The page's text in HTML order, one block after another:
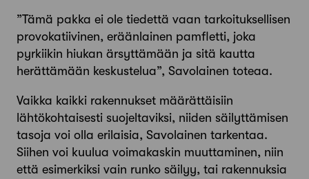
”Tämä pakka ei ole tiedettä vaan tarkoituksellisen
provokatiivinen, eräänlainen pamfletti, joka
pyrkiikin hiukan ärsyttämään ja sitä kautta
herättämään keskustelua”, Savolainen toteaa.
Vaikka kaikki rakennukset määrättäisiin
lähtökohtaisesti suojeltaviksi, niiden säilyttämisen
tasoja voi olla erilaisia, Savolainen tarkentaa.
Siihen voi kuulua voimakaskin muuttaminen, niin
että esimerkiksi vain runko säilyy, tai rakennuksia